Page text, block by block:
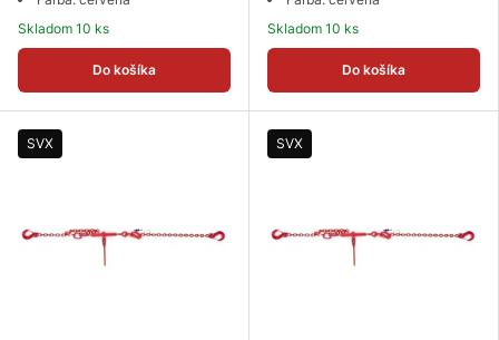
Skladom 10 ks
Do košíka
Skladom 10 ks
Do košíka
SVX SVX